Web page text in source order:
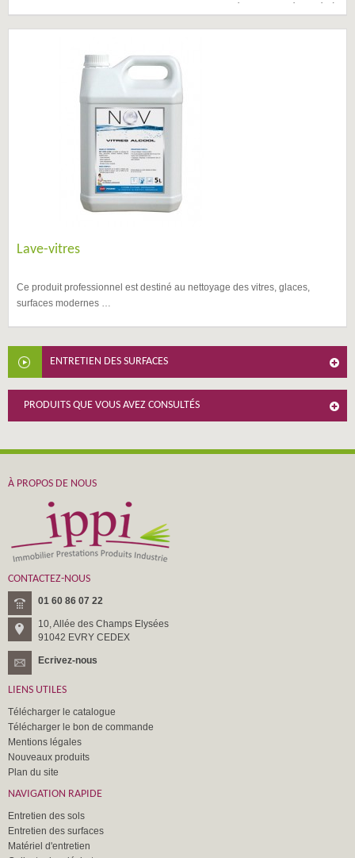
ECU VERT est une gamme de produits d’entretien écologiques élaborés à
Lave-vitres
Ce produit professionnel est destiné au nettoyage des vitres, glaces,
surfaces modernes …
ENTRETIEN DES SURFACES
PRODUITS QUE VOUS AVEZ CONSULTÉS
À PROPOS DE NOUS
CONTACTEZ-NOUS
01 60 86 07 22
10, Allée des Champs Elysées
91042 EVRY CEDEX
Ecrivez-nous
LIENS UTILES
Télécharger le catalogue
Télécharger le bon de commande
Mentions légales
Nouveaux produits
Plan du site
NAVIGATION RAPIDE
Entretien des sols
Entretien des surfaces
Matériel d'entretien